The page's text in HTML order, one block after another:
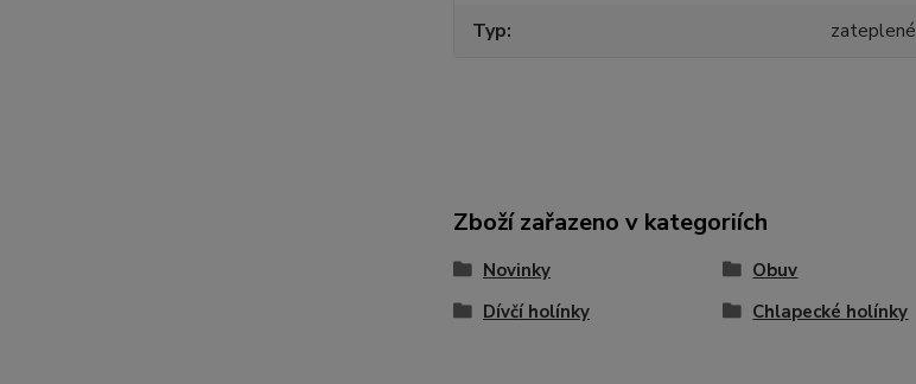
Typ
zateplené
Zboží zařazeno v kategoriích
Novinky Obuv
Dívčí holínky
Chlapecké holínky